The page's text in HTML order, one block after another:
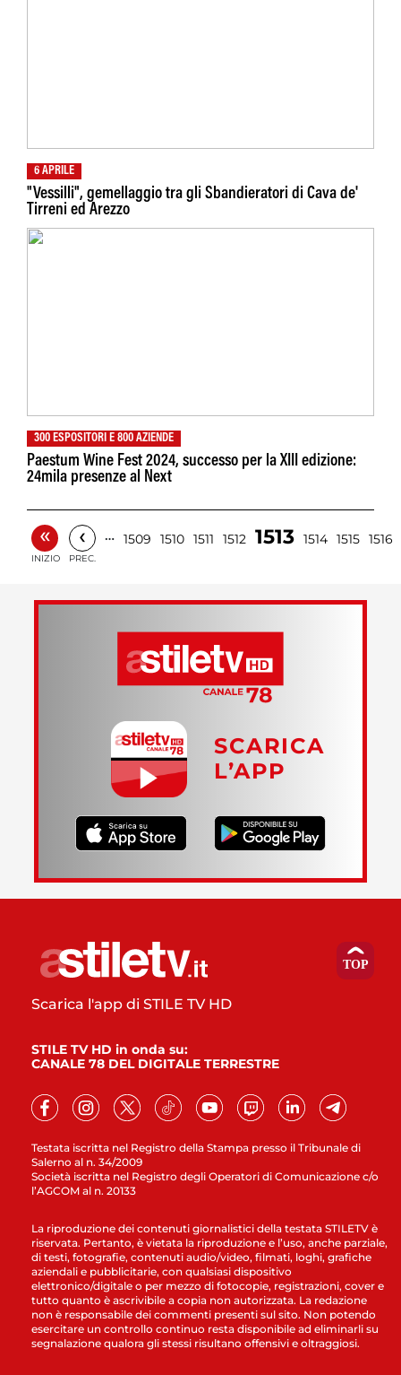
6 APRILE
"Vessilli", gemellaggio tra gli Sbandieratori di Cava de'
Tirreni ed Arezzo
300 ESPOSITORI E 800 AZIENDE
Paestum Wine Fest 2024, successo per la XIII edizione:
24mila presenze al Next
«
INIZIO
‹
PREC.
… 1509 1510 1511 1512 1513 1514 1515 1516
SCARICA
L’APP
Testata iscritta nel Registro della Stampa presso il Tribunale di
Salerno al n. 34/2009
Società iscritta nel Registro degli Operatori di Comunicazione c/o
l’AGCOM al n. 20133
Scarica l'app di STILE TV HD
STILE TV HD in onda su:
CANALE 78 DEL DIGITALE TERRESTRE
La riproduzione dei contenuti giornalistici della testata STILETV è
riservata. Pertanto, è vietata la riproduzione e l’uso, anche parziale,
di testi, fotografie, contenuti audio/video, filmati, loghi, grafiche
aziendali e pubblicitarie, con qualsiasi dispositivo
elettronico/digitale o per mezzo di fotocopie, registrazioni, cover e
tutto quanto è ascrivibile a copia non autorizzata. La redazione
non è responsabile dei commenti presenti sul sito. Non potendo
esercitare un controllo continuo resta disponibile ad eliminarli su
segnalazione qualora gli stessi risultano offensivi e oltraggiosi.